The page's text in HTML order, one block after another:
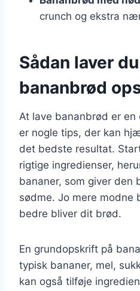
crunch og ekstra
Sådan laver
bananbrød
At lave bananbrød er en
er nogle tips, der kan
det bedste resultat.
rigtige ingredienser,
bananer, som giver den
sødme. Jo mere modne
bedre bliver dit brød.
En grundopskrift på
typisk bananer, mel,
kan også tilføje